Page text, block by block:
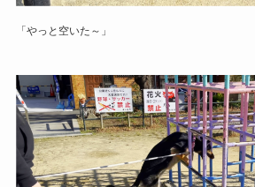
「やっと空いた～」